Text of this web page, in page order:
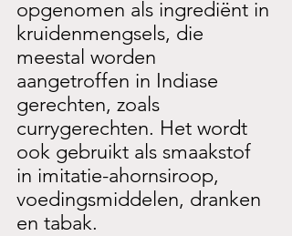
opgenomen als ingrediënt in
kruidenmengsels, die
meestal worden
aangetroffen in Indiase
gerechten, zoals
currygerechten. Het wordt
ook gebruikt als smaakstof
in imitatie-ahornsiroop,
voedingsmiddelen, dranken
en tabak.